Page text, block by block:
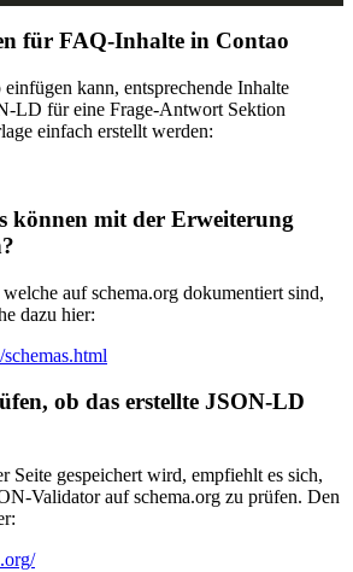
für FAQ-Inhalte in Contao
kann, entsprechende Inhalte
LD für eine Frage-Antwort Sektion
einfach erstellt werden:
können mit der Erweiterung
auf schema.org dokumentiert sind,
dazu hier:
ob das erstellte JSON-LD
Seite gespeichert wird, empfiehlt es sich,
Validator auf schema.org zu prüfen. Den